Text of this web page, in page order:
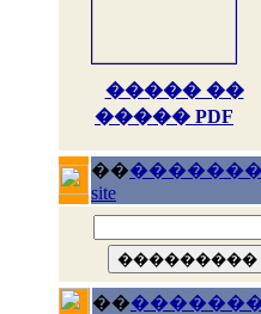
����� ��
����� PDF
��
site
��